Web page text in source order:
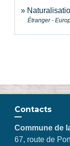
Étranger -
Contacts
Commune de
67, route de